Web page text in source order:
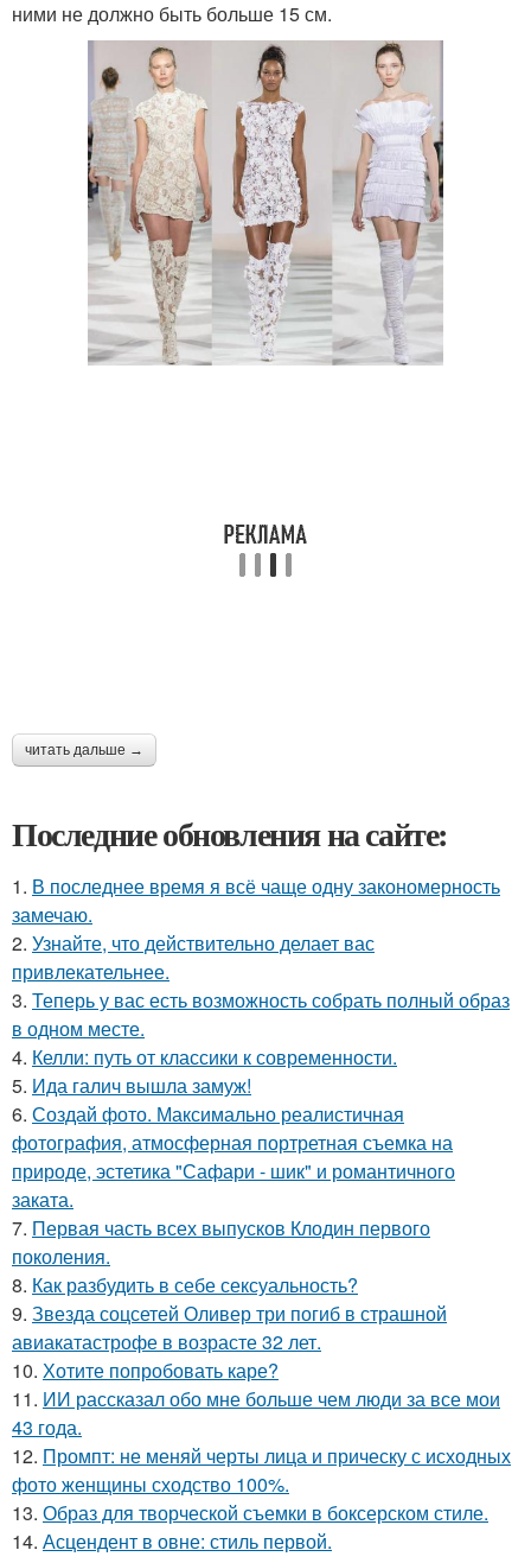
ними не должно быть больше 15 см.
читать дальше →
Последние обновления на сайте:
1. В последнее время я всё чаще одну закономерность
замечаю.
2. Узнайте, что действительно делает вас
привлекательнее.
3. Теперь у вас есть возможность собрать полный образ
в одном месте.
4. Келли: путь от классики к современности.
5. Ида галич вышла замуж!
6. Создай фото. Максимально реалистичная
фотография, атмосферная портретная съемка на
природе, эстетика "Сафари - шик" и романтичного
заката.
7. Первая часть всех выпусков Клодин первого
поколения.
8. Как разбудить в себе сексуальность?
9. Звезда соцсетей Оливер три погиб в страшной
авиакатастрофе в возрасте 32 лет.
10. Хотите попробовать каре?
11. ИИ рассказал обо мне больше чем люди за все мои
43 года.
12. Промпт: не меняй черты лица и прическу с исходных
фото женщины сходство 100%.
13. Образ для творческой съемки в боксерском стиле.
14. Асцендент в овне: стиль первой.